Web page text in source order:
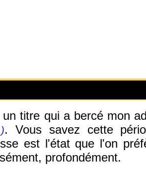
un titre qui a bercé mon
. Vous savez cette
est l'état que l'on
profondément.